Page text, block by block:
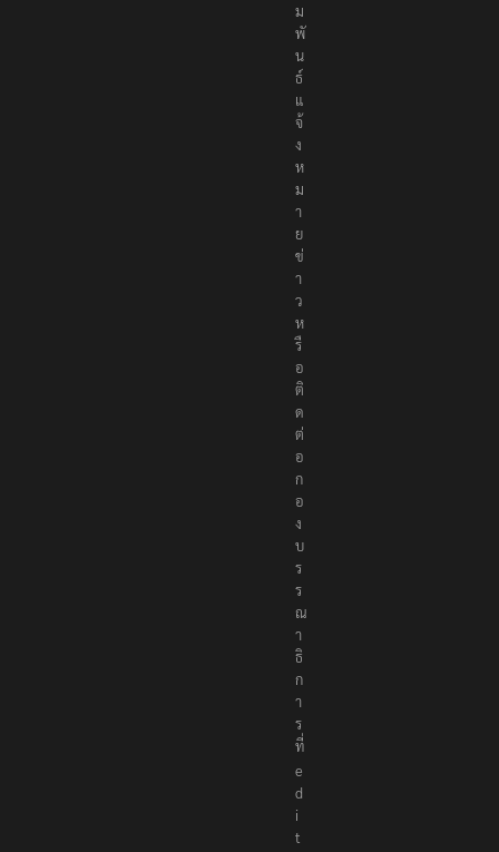
ม
พั
น
ธ์
แ
จ้
ง
ห
ม
า
ย
ข่
า
ว
ห
รื
อ
ติ
ด
ต่
อ
ก
อ
ง
บ
ร
ร
ณ
า
ธิ
ก
า
ร
ที่
e
d
i
t